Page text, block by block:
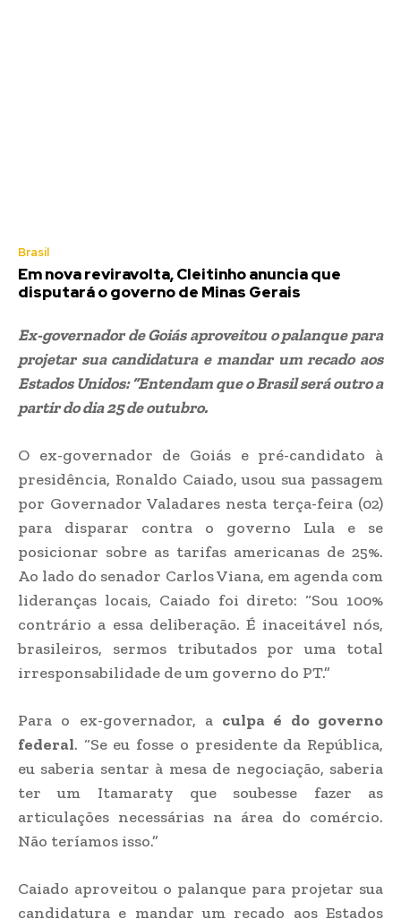
Brasil
Em nova reviravolta, Cleitinho anuncia que
disputará o governo de Minas Gerais
Ex-governador de Goiás aproveitou o palanque para
projetar sua candidatura e mandar um recado aos
Estados Unidos: “Entendam que o Brasil será outro a
partir do dia 25 de outubro.
O ex-governador de Goiás e pré-candidato à
presidência, Ronaldo Caiado, usou sua passagem
por Governador Valadares nesta terça-feira (02)
para disparar contra o governo Lula e se
posicionar sobre as tarifas americanas de 25%.
Ao lado do senador Carlos Viana, em agenda com
lideranças locais, Caiado foi direto: “Sou 100%
contrário a essa deliberação. É inaceitável nós,
brasileiros, sermos tributados por uma total
irresponsabilidade de um governo do PT.”
Para o ex-governador, a culpa é do governo
federal. “Se eu fosse o presidente da República,
eu saberia sentar à mesa de negociação, saberia
ter um Itamaraty que soubesse fazer as
articulações necessárias na área do comércio.
Não teríamos isso.”
Caiado aproveitou o palanque para projetar sua
candidatura e mandar um recado aos Estados